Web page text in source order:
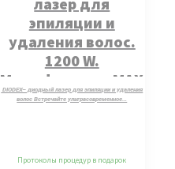
эпиляции и
удаления волос.
1200 W.
Модификация MAX
PRO
DIODEX– диодный лазер для эпиляции и удаления
волос Встречайте ультрасовременное…
Протоколы процедур в подарок